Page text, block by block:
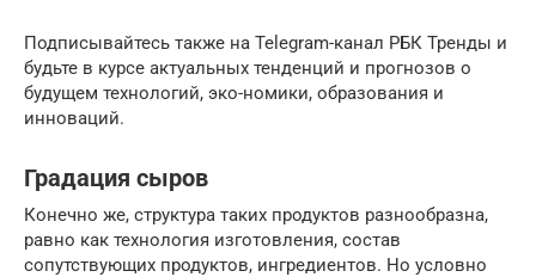
Подписывайтесь также на Telegram-канал РБК Тренды и
будьте в курсе актуальных тенденций и прогнозов о
будущем технологий, эко-номики, образования и
инноваций.
Градация сыров
Конечно же, структура таких продуктов разнообразна,
равно как технология изготовления, состав
сопутствующих продуктов, ингредиентов. Но условно